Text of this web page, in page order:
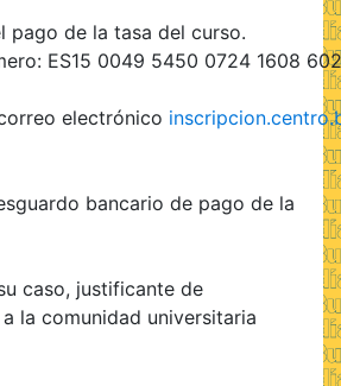
pago de la tasa del curso.
ES15 0049 5450 0724 1608
electrónico
bancario de pago de la
justificante de
la comunidad universitaria